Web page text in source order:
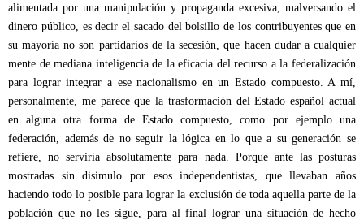
alimentada por una manipulación y propaganda excesiva, malversando el
dinero público, es decir el sacado del bolsillo de los contribuyentes que en
su mayoría no son partidarios de la secesión, que hacen dudar a cualquier
mente de mediana inteligencia de la eficacia del recurso a la federalización
para lograr integrar a ese nacionalismo en un Estado compuesto. A mí,
personalmente, me parece que la trasformación del Estado español actual
en alguna otra forma de Estado compuesto, como por ejemplo una
federación, además de no seguir la lógica en lo que a su generación se
refiere, no serviría absolutamente para nada. Porque ante las posturas
mostradas sin disimulo por esos independentistas, que llevaban años
haciendo todo lo posible para lograr la exclusión de toda aquella parte de la
población que no les sigue, para al final lograr una situación de hecho